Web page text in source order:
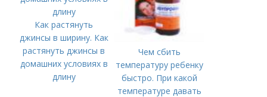
Как растянуть
джинсы в ширину. Как
растянуть джинсы в
домашних условиях в
длину
Чем сбить
температуру ребенку
быстро. При какой
температуре давать